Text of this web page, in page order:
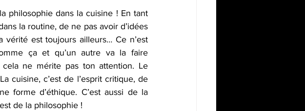
philosophie dans la cuisine ! En tant
la routine, de ne pas avoir d’idées
vérité est toujours ailleurs… Ce n’est
ça et qu’un autre va la faire
ne mérite pas ton attention. Le
cuisine, c’est de l’esprit critique, de
forme d’éthique. C’est aussi de la
de la philosophie !